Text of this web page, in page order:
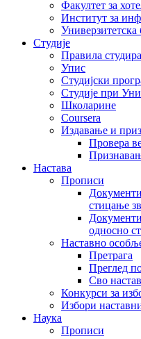
Факултет за
Институт за
Универзитетска
Студије
Правила
Упис
Студијски
Студије при
Школарине
Coursera
Издавање и
Провера
Настава
Прописи
стицање
односно
Наставно
Претрага
Преглед
Сво
Конкурси за
Избори
Наука
Прописи